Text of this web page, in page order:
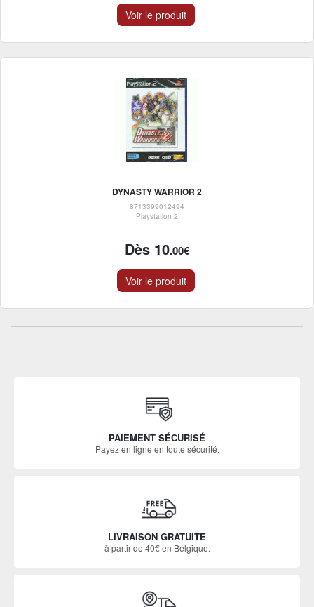
Voir le produit
DYNASTY WARRIOR 2
8713399012494
Playstation 2
Dès 10.00€
Voir le produit
PAIEMENT SÉCURISÉ
Payez en ligne en toute sécurité.
LIVRAISON GRATUITE
à partir de 40€ en Belgique.